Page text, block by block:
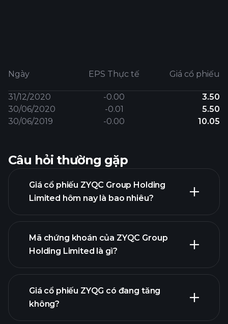
Ngày EPS Thực tế Giá cổ phiếu
31/12/2020 -0.00
3.50
30/06/2020
-0.01
5.50
30/06/2019
-0.00 10.05
Câu hỏi thường gặp
Giá cổ phiếu ZYQC Group Holding
Limited hôm nay là bao nhiêu?
biểu đồ nâng
cao
Mã chứng khoán của ZYQC Group
Holding Limited là gì?
Giá cổ phiếu ZYQG có đang tăng
không?